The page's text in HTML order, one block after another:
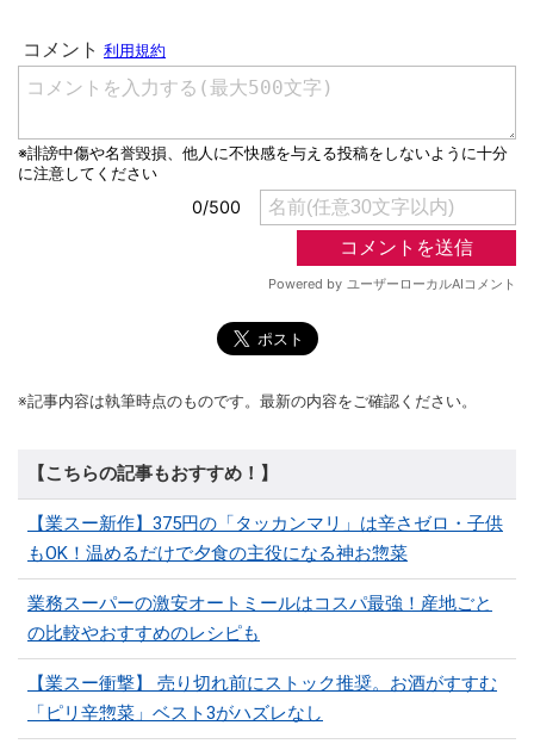
※記事内容は執筆時点のものです。最新の内容をご確認ください。
【こちらの記事もおすすめ！】
【業スー新作】375円の「タッカンマリ」は辛さゼロ・子供
もOK！温めるだけで夕食の主役になる神お惣菜
業務スーパーの激安オートミールはコスパ最強！産地ごと
の比較やおすすめのレシピも
【業スー衝撃】 売り切れ前にストック推奨。お酒がすすむ
「ピリ辛惣菜」ベスト3がハズレなし